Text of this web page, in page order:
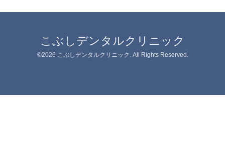
こぶしデンタルクリニック
©2026 こぶしデンタルクリニック . All Rights Reserved.